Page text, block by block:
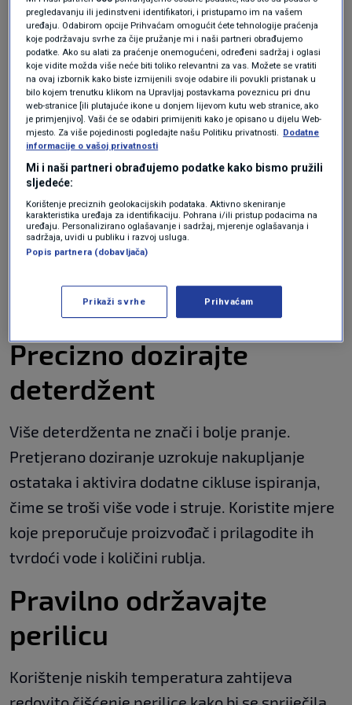
smanjiti troškove i do 40 %. Ipak, za posteljinu i
ručnike savjetuje se povremeno koristiti topliju
vodu zbog higijene.
Ne pretrpavajte perilicu
Pravilno punjenje perilice ključno je za
učinkovit rad. Ako je pretrpana, odjeća se neće
dobro oprati, a uređaj će trošiti više energije. S
druge strane, vrlo male količine rublja troše
gotovo jednako struje i vode kao puni bubanj.
Idealno je ostaviti prostor širine jedne ruke na
vrhu bubnja.
Precizno dozirajte
deterdžent
Više deterdženta ne znači i bolje pranje.
Pretjerano doziranje uzrokuje nakupljanje
ostataka i aktivira dodatne cikluse ispiranja,
čime se troši više vode i struje. Koristite mjere
koje preporučuje proizvođač i prilagodite ih
tvrdoći vode i količini rublja.
Pravilno održavajte
perilicu
Korištenje niskih temperatura zahtijeva
pregledavanju ili jedinstveni identifikatori, i pristupamo im na vašem
uređaju. Odabirom opcije Prihvaćam omogućit ćete tehnologije praćenja
koje podržavaju svrhe za čije pružanje mi i naši partneri obrađujemo
podatke. Ako su alati za praćenje onemogućeni, određeni sadržaj i oglasi
koje vidite možda više neće biti toliko relevantni za vas. Možete se vratiti
na ovaj izbornik kako biste izmijenili svoje odabire ili povukli pristanak u
bilo kojem trenutku klikom na Upravljaj postavkama poveznicu pri dnu
web-stranice [ili plutajuće ikone u donjem lijevom kutu web stranice, ako
je primjenjivo]. Vaši će se odabiri primijeniti kako je opisano u dijelu Web-
mjesto. Za više pojedinosti pogledajte našu Politiku privatnosti.
Dodatne
informacije o vašoj privatnosti
Mi i naši partneri obrađujemo podatke kako bismo pružili
sljedeće:
Korištenje preciznih geolokacijskih podataka. Aktivno skeniranje
karakteristika uređaja za identifikaciju. Pohrana i/ili pristup podacima na
uređaju. Personalizirano oglašavanje i sadržaj, mjerenje oglašavanja i
sadržaja, uvidi u publiku i razvoj usluga.
Popis partnera (dobavljača)
Prikaži svrhe Prihvaćam